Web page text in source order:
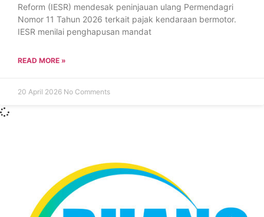
Reform (IESR) mendesak peninjauan ulang Permendagri
Nomor 11 Tahun 2026 terkait pajak kendaraan bermotor.
IESR menilai penghapusan mandat
READ MORE »
20 April 2026 No Comments